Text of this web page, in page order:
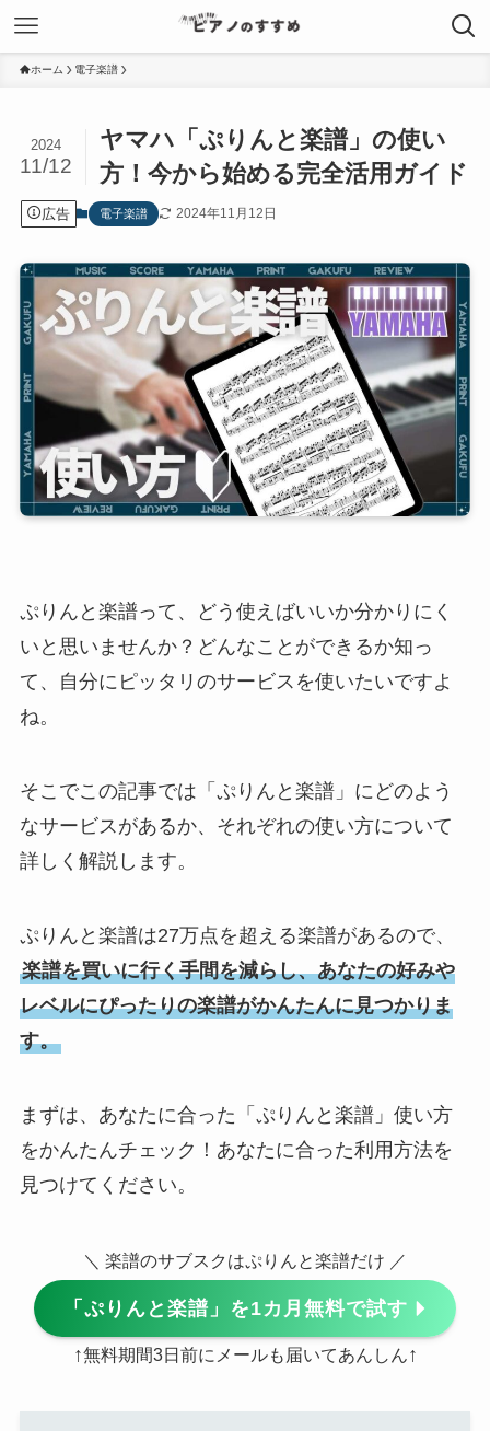
ホーム 電子楽譜
ヤマハ「ぷりんと楽譜」の使い
方！今から始める完全活用ガイド
2024
11/12
広告 電子楽譜 2024年11月12日
ぷりんと楽譜って、どう使えばいいか分かりにく
いと思いませんか？どんなことができるか知っ
て、自分にピッタリのサービスを使いたいですよ
ね。
そこでこの記事では「ぷりんと楽譜」にどのよう
なサービスがあるか、それぞれの使い方について
詳しく解説します。
ぷりんと楽譜は27万点を超える楽譜があるので、
楽譜を買いに行く手間を減らし、あなたの好みや
レベルにぴったりの楽譜がかんたんに見つかりま
す。
まずは、あなたに合った「ぷりんと楽譜」使い方
をかんたんチェック！あなたに合った利用方法を
見つけてください。
＼ 楽譜のサブスクはぷりんと楽譜だけ ／
「ぷりんと楽譜」を1カ月無料で試す
↑無料期間3日前にメールも届いてあんしん↑